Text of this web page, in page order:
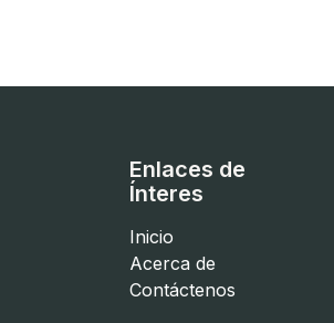
Enlaces de
Ínteres
Inicio
Acerca de
Contáctenos